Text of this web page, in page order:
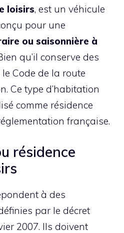
loisirs, est un véhicule
pour une
ou saisonnière à
qu’il conserve des
Code de la route
Ce type d’habitation
comme résidence
française.
résidence
à des
par le décret
2007. Ils doivent